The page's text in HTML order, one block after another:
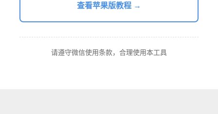
查看苹果版教程 →
请遵守微信使用条款，合理使用本工具